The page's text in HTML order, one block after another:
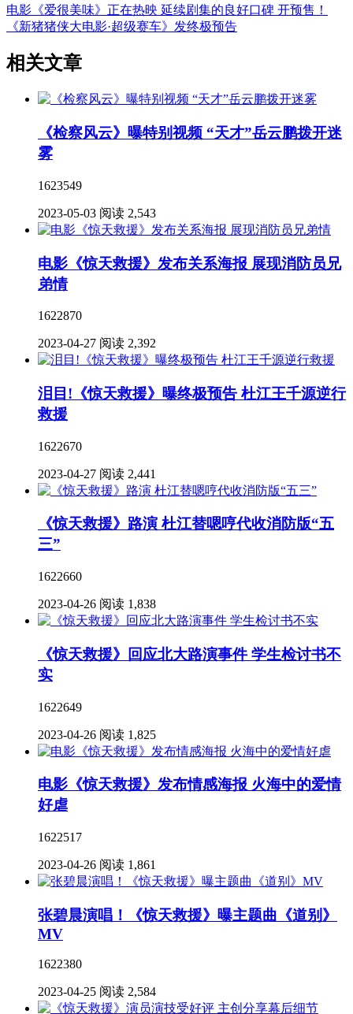
电影《爱很美味》正在热映 延续剧集的良好口碑 开预售！
《新猪猪侠大电影·超级赛车》发终极预告
相关文章
《检察风云》曝特别视频 “天才”岳云鹏拨开迷
雾
1623549
2023-05-03 阅读 2,543
电影《惊天救援》发布关系海报 展现消防员兄
弟情
1622870
2023-04-27 阅读 2,392
泪目!《惊天救援》曝终极预告 杜江王千源逆行
救援
1622670
2023-04-27 阅读 2,441
《惊天救援》路演 杜江替嗯哼代收消防版“五
三”
1622660
2023-04-26 阅读 1,838
《惊天救援》回应北大路演事件 学生检讨书不
实
1622649
2023-04-26 阅读 1,825
电影《惊天救援》发布情感海报 火海中的爱情
好虐
1622517
2023-04-26 阅读 1,861
张碧晨演唱！《惊天救援》曝主题曲《道别》
MV
1622380
2023-04-25 阅读 2,584